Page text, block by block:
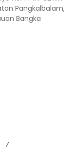
Pangkalbalam,
Bangka